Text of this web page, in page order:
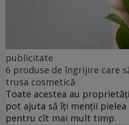
publicitate
6 produse de îngrijire care
trusa cosmetică
Toate acestea au
pot ajuta să îți menții
pentru cît mai mult timp.